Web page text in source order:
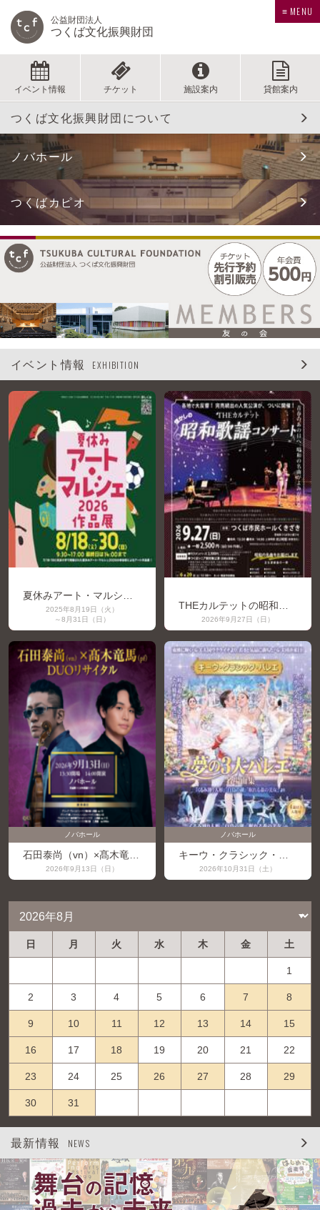
公益財団法人
つくば文化振興財団
≡ MENU
イベント情報 チケット 施設案内 貸館案内
つくば文化振興財団について
ノバホール
つくばカピオ
イベント情報 EXHIBITION
2025年8月19日（火）
～8月31日（日）
2026年9月27日（日）
ノバホール
2026年9月13日（日）
ノバホール
2026年10月31日（土）
日 月 火 水 木 金 土
1
2 3 4 5 6 7 8
9 10 11 12 13 14 15
16 17 18 19 20 21 22
23 24 25 26 27 28 29
30 31
最新情報 NEWS